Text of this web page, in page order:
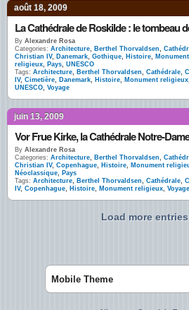
août 18, 2009
By Alexandre Rosa
Categories: Architecture, Berthel Thorvaldsen,
Christian IV, Danemark, Gothique, Histoire, Monument
religieux, Pays, UNESCO
Tags: Architecture, Berthel Thorvaldsen, Cathédrale,
IV, Cimetière, Danemark, Histoire, Monument religieux,
UNESCO, Voyage
juin 13, 2009
Vor Frue Kirke, la Cathédrale Notre-
By Alexandre Rosa
Categories: Architecture, Berthel Thorvaldsen,
Christian IV, Copenhague, Histoire, Monument
Néoclassique, Pays
Tags: Architecture, Berthel Thorvaldsen, Cathédrale,
IV, Copenhague, Histoire, Monument religieux, Voyage
Load more
Mobile Theme